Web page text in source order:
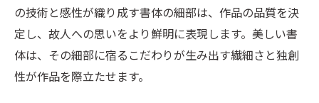
美しい書体が持つ力とは
書体の選び方で戒名字彫りの意義を深くす
る
意味を持たせる書体の選定ポイント
の技術と感性が織り成す書体の細部は、作品の品質を決
定し、故人への思いをより鮮明に表現します。美しい書
体は、その細部に宿るこだわりが生み出す繊細さと独創
性が作品を際立たせます。